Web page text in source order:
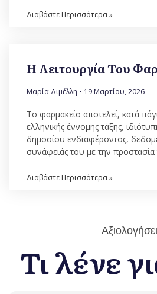
Διαβάστε Περισσότερα »
Η Λειτουργία Του
Μαρία Διμέλλη 19 Μαρτίου, 2026
Το φαρμακείο αποτελεί, κατά
ελληνικής έννομης τάξης,
δημοσίου ενδιαφέροντος,
συνάφειάς του με την προστασία
Διαβάστε Περισσότερα »
Τι λένε